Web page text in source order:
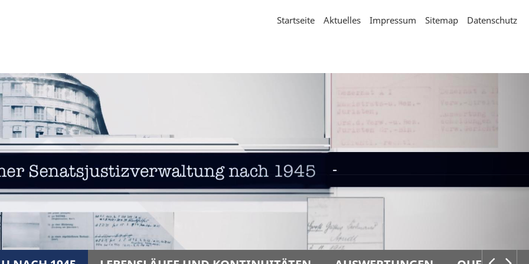
Startseite Aktuelles Impressum Sitemap Datenschutz